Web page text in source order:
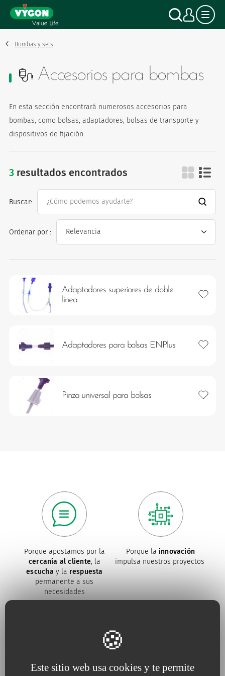
Panel de gestión de cookies
Este sitio web usa cookies y te permite
contenido
principal
Buscar
Mi
Bombas y sets
Accesorios para bombas
En esta sección encontrará numerosos accesorios para
bombas, como bolsas, adaptadores, bolsas de transporte y
dispositivos de fijación
3resultados encontrados accesorios para
Ordenar por :
Buscar:
Adaptadores superiores de doble
línea
Añadir
Adaptadores para bolsas ENPlus Añadir
Pinza universal para bolsas Añadir
Porque apostamos por la
cercanía al cliente, la
escucha y la respuesta
permanente a sus
necesidades
Porque la innovación
impulsa nuestros proyectos
Porque para nosotros, la
Porque trabajamos